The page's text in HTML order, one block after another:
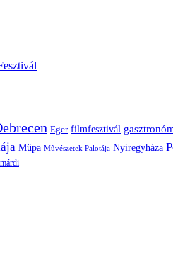
Eger filmfesztivál
Müpa Művészetek Palotája Nyíregyháza